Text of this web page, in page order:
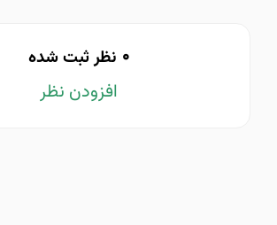
0 نظر ثبت شده
افزودن نظر